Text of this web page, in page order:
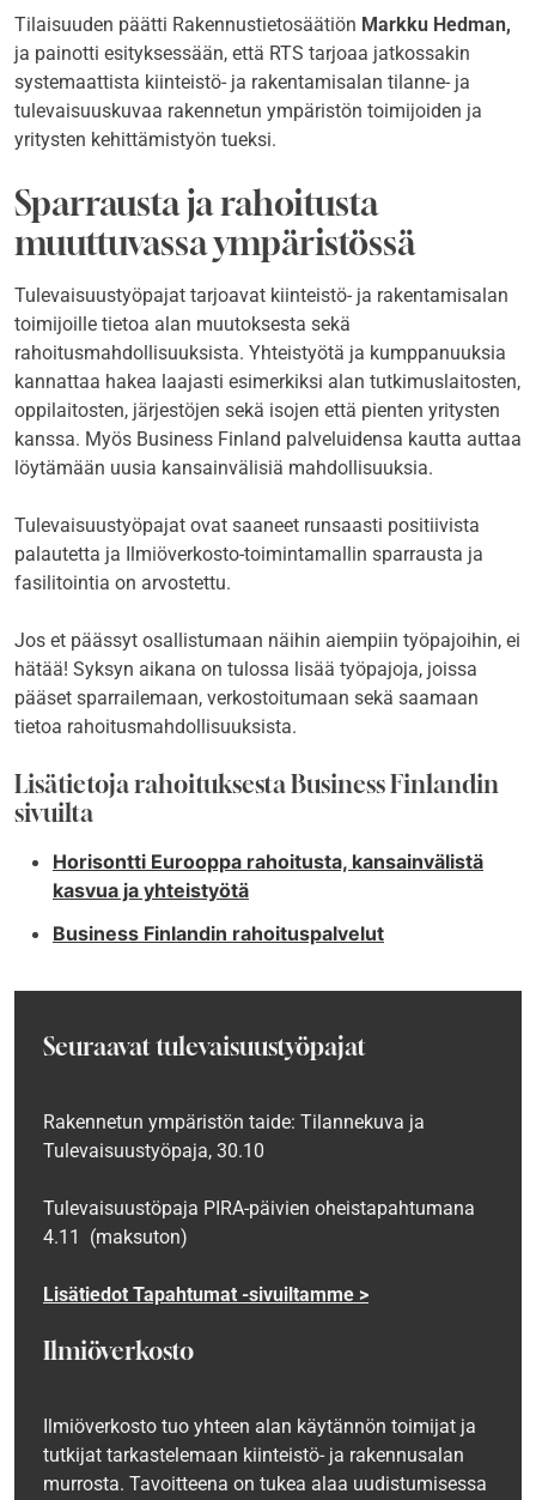
Tilaisuuden päätti Rakennustietosäätiön Markku Hedman,
ja painotti esityksessään, että RTS tarjoaa jatkossakin
systemaattista kiinteistö- ja rakentamisalan tilanne- ja
tulevaisuuskuvaa rakennetun ympäristön toimijoiden ja
yritysten kehittämistyön tueksi.
Sparrausta ja rahoitusta
muuttuvassa ympäristössä
Tulevaisuustyöpajat tarjoavat kiinteistö- ja rakentamisalan
toimijoille tietoa alan muutoksesta sekä
rahoitusmahdollisuuksista. Yhteistyötä ja kumppanuuksia
kannattaa hakea laajasti esimerkiksi alan tutkimuslaitosten,
oppilaitosten, järjestöjen sekä isojen että pienten yritysten
kanssa. Myös Business Finland palveluidensa kautta auttaa
löytämään uusia kansainvälisiä mahdollisuuksia.
Tulevaisuustyöpajat ovat saaneet runsaasti positiivista
palautetta ja Ilmiöverkosto-toimintamallin sparrausta ja
fasilitointia on arvostettu.
Jos et päässyt osallistumaan näihin aiempiin työpajoihin, ei
hätää! Syksyn aikana on tulossa lisää työpajoja, joissa
pääset sparrailemaan, verkostoitumaan sekä saamaan
tietoa rahoitusmahdollisuuksista.
Lisätietoja rahoituksesta Business Finlandin
sivuilta
Horisontti Eurooppa rahoitusta, kansainvälistä
kasvua ja yhteistyötä
Business Finlandin rahoituspalvelut
Seuraavat tulevaisuustyöpajat
Rakennetun ympäristön taide: Tilannekuva ja
Tulevaisuustyöpaja, 30.10
Tulevaisuustöpaja PIRA-päivien oheistapahtumana
4.11 (maksuton)
Lisätiedot Tapahtumat -sivuiltamme >
Ilmiöverkosto
Ilmiöverkosto tuo yhteen alan käytännön toimijat ja
tutkijat tarkastelemaan kiinteistö- ja rakennusalan
murrosta. Tavoitteena on tukea alaa uudistumisessa